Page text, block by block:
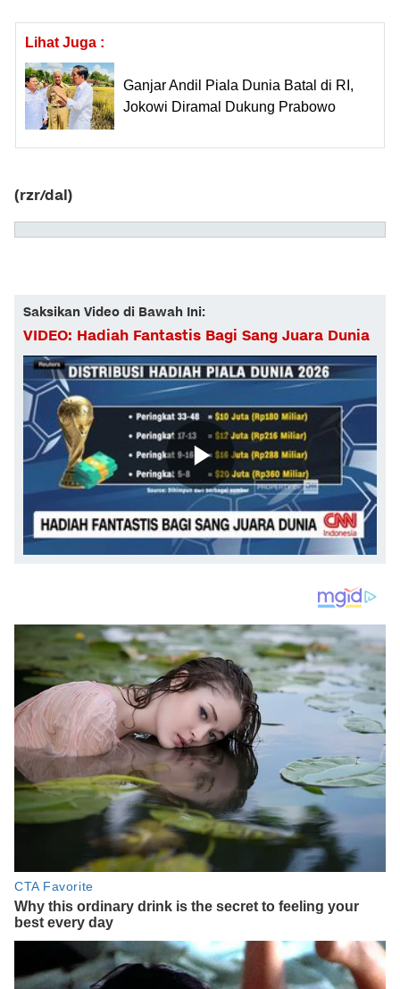
Lihat Juga :
Ganjar Andil Piala Dunia Batal di RI,
Jokowi Diramal Dukung Prabowo
(rzr/dal)
Saksikan Video di Bawah Ini:
VIDEO: Hadiah Fantastis Bagi Sang Juara Dunia